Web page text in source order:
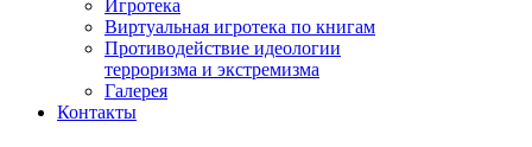
Игротека
Виртуальная игротека по книгам
Противодействие идеологии
терроризма и экстремизма
Галерея
Контакты